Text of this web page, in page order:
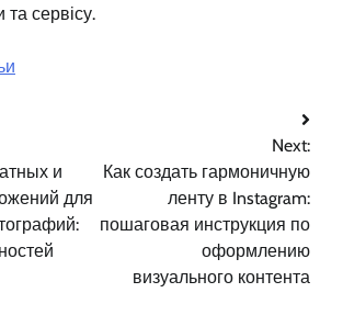
та сервісу.
и
для
Next:
Как создать гармоничную
ленту в Instagram:
пошаговая инструкция по
оформлению
визуального контента